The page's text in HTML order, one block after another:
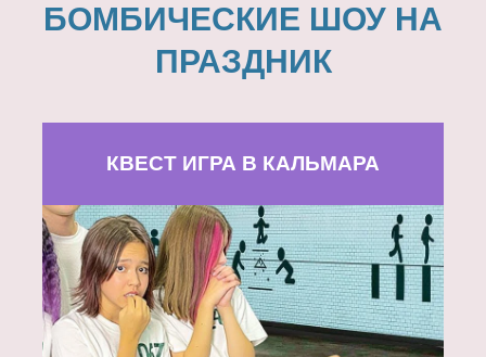
БОМБИЧЕСКИЕ ШОУ НА
ПРАЗДНИК
КВЕСТ ИГРА В КАЛЬМАРА